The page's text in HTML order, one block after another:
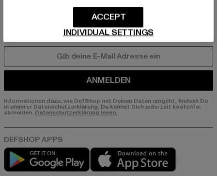
ANMELDEN
Informationen dazu, wie DefShop mit Deinen Daten umgeht, findest Du
in unserer Datenschutzerklärung. Du kannst Dich jederzeit kostenfei
abmelden. Datenschutzerklärung lesen.
Play market
INDIVIDUAL SETTINGS
ACCEPT